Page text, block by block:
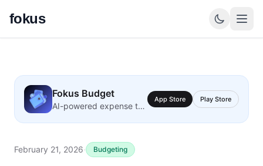
fokus
Fokus Budget
AI-powered expense tracking
App Store Play Store
February 21, 2026· Budgeting